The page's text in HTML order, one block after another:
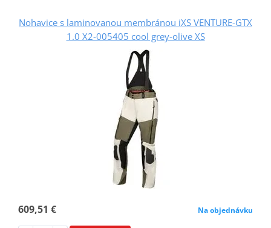
Nohavice s laminovanou membránou iXS VENTURE-GTX
1.0 X2-005405 cool grey-olive XS
609,51 € Na objednávku